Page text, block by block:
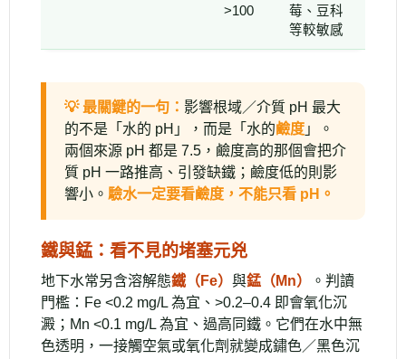
>100
莓、豆科
等較敏感
💡 最關鍵的一句： 影響根域／介質 pH 最大
的不是「水的 pH」，而是「水的鹼度 」。
兩個來源 pH 都是 7.5，鹼度高的那個會把介
質 pH 一路推高、引發缺鐵；鹼度低的則影
響小。 驗水一定要看鹼度，不能只看 pH。
鐵與錳：看不見的堵塞元兇
地下水常另含溶解態鐵（Fe） 與錳（Mn）
。判讀
門檻：Fe <0.2 mg/L 為宜、>0.2–0.4 即會氧化沉
澱；Mn <0.1 mg/L 為宜、過高同鐵。它們在水中無
色透明，一接觸空氣或氧化劑就變成鏽色／黑色沉